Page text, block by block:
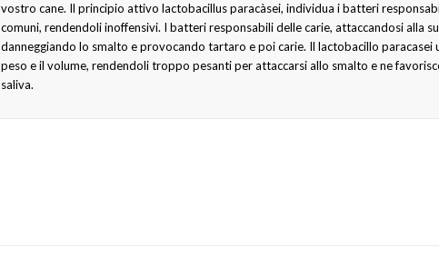
vostro cane. Il principio attivo lactobacillus paracàsei, individua i batteri
comuni, rendendoli inoffensivi. I batteri responsabili delle carie, attaccandosi alla
danneggiando lo smalto e provocando tartaro e poi carie. Il lactobacillo paracasei
peso e il volume, rendendoli troppo pesanti per attaccarsi allo smalto e ne
saliva.